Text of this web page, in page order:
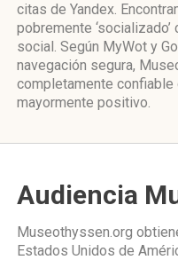
citas de Yandex.
pobremente
social. Según MyWot y
navegación segura,
completamente
mayormente positivo.
Audiencia
Museothyssen.org
Estados Unidos de